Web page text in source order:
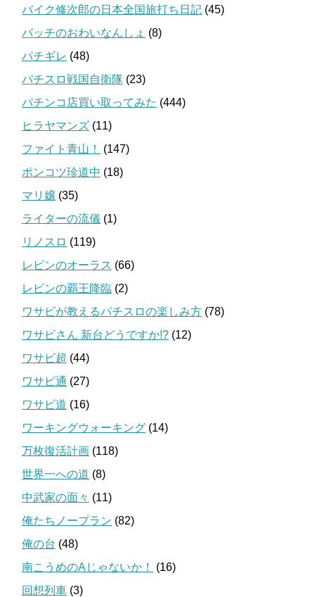
バイク修次郎の日本全国旅打ち日記 (45)
バッチのおわいなんしょ (8)
パチギレ (48)
パチスロ戦国自衛隊 (23)
パチンコ店買い取ってみた (444)
ヒラヤマンズ (11)
ファイト青山！
(147)
ポンコツ珍道中 (18)
マリ嬢 (35)
ライターの流儀 (1)
リノスロ (119)
レビンのオーラス (66)
レビンの覇王降臨 (2)
ワサビが教えるパチスロの楽しみ方 (78)
ワサビさん 新台どうですか!? (12)
ワサビ超 (44)
ワサビ通 (27)
ワサビ道 (16)
ワーキングウォーキング (14)
万枚復活計画 (118)
世界一への道 (8)
中武家の面々 (11)
俺たちノープラン (82)
俺の台 (48)
南こうめのAじゃないか！
(16)
回想列車 (3)